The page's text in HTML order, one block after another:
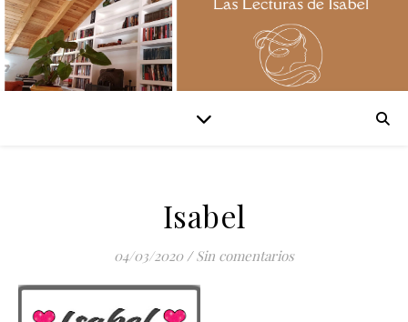
Isabel
04/03/2020 / Sin comentarios